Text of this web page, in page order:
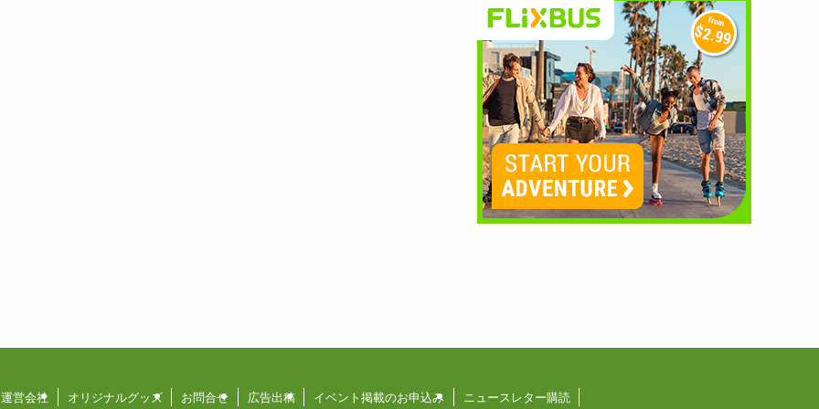
運営会社 オリジナルグッズ お問合せ 広告出稿 イベント掲載のお申込み ニュースレター購読